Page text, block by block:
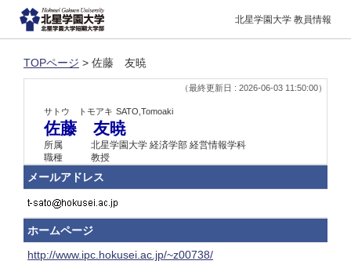
北星学園大学 教員情報
TOPページ > 佐藤 友暁
（最終更新日 : 2026-06-03 11:50:00）
サトウ トモアキ SATO,Tomoaki
佐藤 友暁
所属
北星学園大学 経済学部 経営情報学科
職種
教授
メールアドレス
ホームページ
http://www.ipc.hokusei.ac.jp/~z00738/